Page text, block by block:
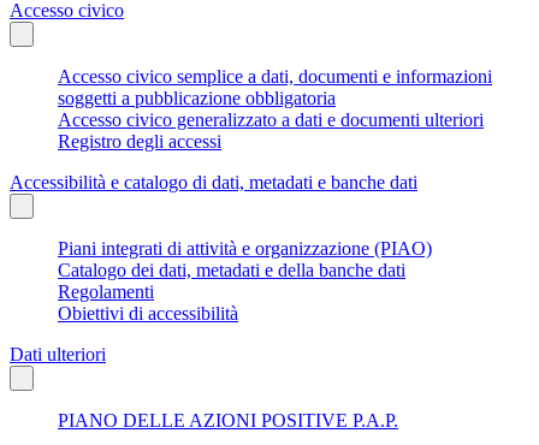
Accesso civico
Accesso civico semplice a dati, documenti e informazioni
soggetti a pubblicazione obbligatoria
Accesso civico generalizzato a dati e documenti ulteriori
Registro degli accessi
Accessibilità e catalogo di dati, metadati e banche dati
Piani integrati di attività e organizzazione (PIAO)
Catalogo dei dati, metadati e della banche dati
Regolamenti
Obiettivi di accessibilità
Dati ulteriori
PIANO DELLE AZIONI POSITIVE P.A.P.